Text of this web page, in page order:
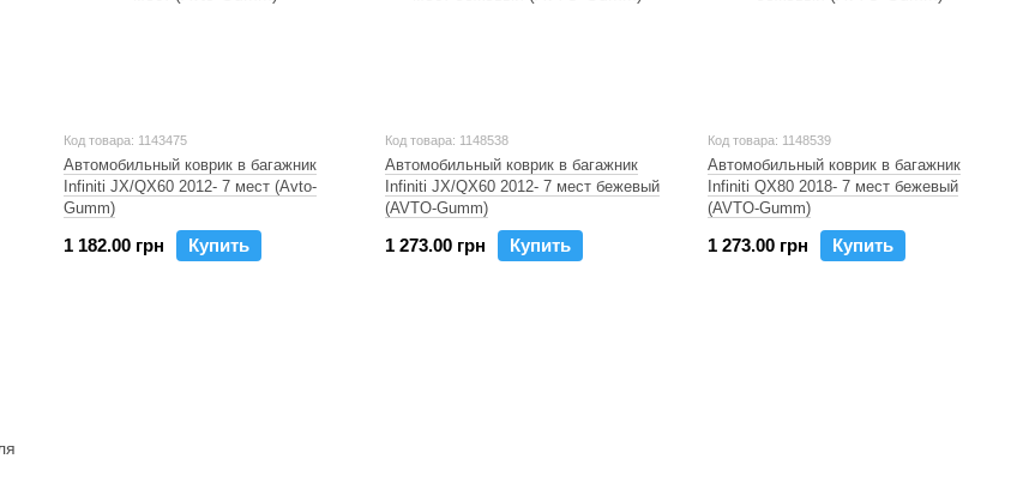
Код товара: 1143475
Автомобильный коврик в багажник
Infiniti JX/QX60 2012- 7 мест (Avto-
Gumm)
1 182.00 грн Купить
Код товара: 1148538
Автомобильный коврик в багажник
Infiniti JX/QX60 2012- 7 мест бежевый
(AVTO-Gumm)
1 273.00 грн Купить
Код товара: 1148539
Автомобильный коврик в багажник
Infiniti QX80 2018- 7 мест бежевый
(AVTO-Gumm)
1 273.00 грн Купить